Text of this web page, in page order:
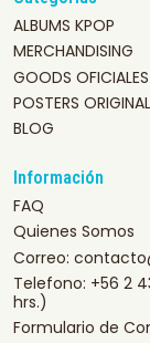
ALBUMS KPOP
MERCHANDISING
GOODS OFICIALES
POSTERS
BLOG
Información
FAQ
Quienes Somos
Correo:
Telefono: +56 2
hrs.)
Formulario de